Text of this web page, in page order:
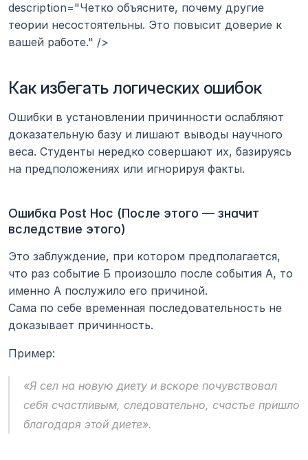
description="Четко объясните, почему другие
теории несостоятельны. Это повысит доверие к
вашей работе." />
Как избегать логических ошибок
Ошибки в установлении причинности ослабляют
доказательную базу и лишают выводы научного
веса. Студенты нередко совершают их, базируясь
на предположениях или игнорируя факты.
Ошибка Post Hoc (После этого — значит
вследствие этого)
Это заблуждение, при котором предполагается,
что раз событие Б произошло после события А, то
именно А послужило его причиной.
Сама по себе временная последовательность не
доказывает причинность.
Пример:
«Я сел на новую диету и вскоре почувствовал
себя счастливым, следовательно, счастье пришло
благодаря этой диете».